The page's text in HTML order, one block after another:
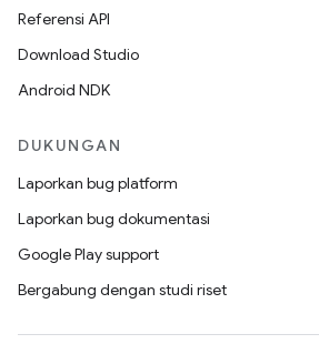
Referensi API
Download Studio
Android NDK
DUKUNGAN
Laporkan bug platform
Laporkan bug dokumentasi
Google Play support
Bergabung dengan studi riset